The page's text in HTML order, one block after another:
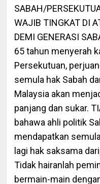
SABAH/
WAJIB TINGKAT DI
DEMI GENERASI
65 tahun menyerah
Persekutuan,
semula hak Sabah
Malaysia akan
panjang dan sukar.
bahawa ahli politik
mendapatkan
lagi hak saksama
Tidak hairanlah
bermain-main